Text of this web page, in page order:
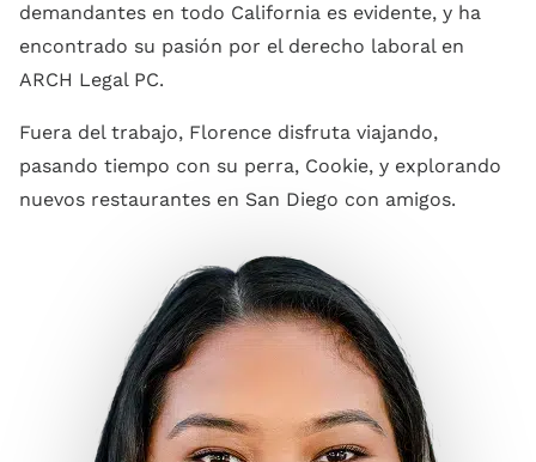
demandantes en todo California es evidente, y ha
encontrado su pasión por el derecho laboral en
ARCH Legal PC.
Fuera del trabajo, Florence disfruta viajando,
pasando tiempo con su perra, Cookie, y explorando
nuevos restaurantes en San Diego con amigos.